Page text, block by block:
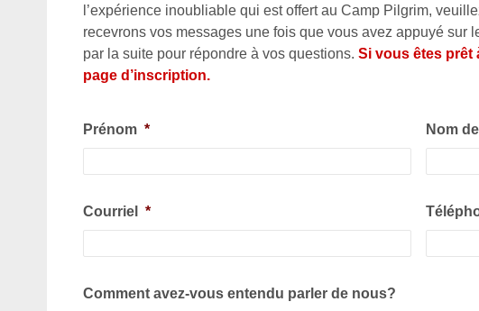
l’expérience inoubliable qui est offert au Camp Pilgrim,
recevrons vos messages une fois que vous avez appuyé sur
par la suite pour répondre à vos questions. Si vous êtes prêt
page d’inscription.
Prénom * Nom
Courriel *
Comment avez-vous entendu parler de nous?